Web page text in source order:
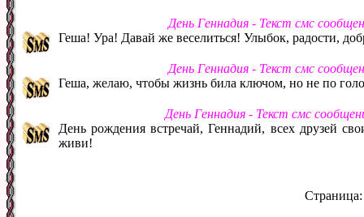
День Геннадия - Текст смс
Геша! Ура! Давай же веселиться! Улыбок, радости,
День Геннадия - Текст смс
Геша, желаю, чтобы жизнь била ключом, но не по
День Геннадия - Текст смс
День рождения встречай, Геннадий, всех друзей
живи!